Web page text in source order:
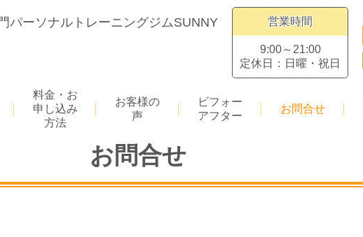
パーソナルトレーニングジムSUNNY 営業時間
9:00～21:00
定休日：日曜・祝日
料金・お
申し込み
方法
お客様の
声
ビフォー
アフター
お問合せ
お問合せ